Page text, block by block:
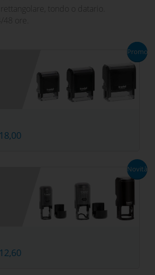
tondo o datario.
ore.
Novità
Promo
18,00
Novità
12,60